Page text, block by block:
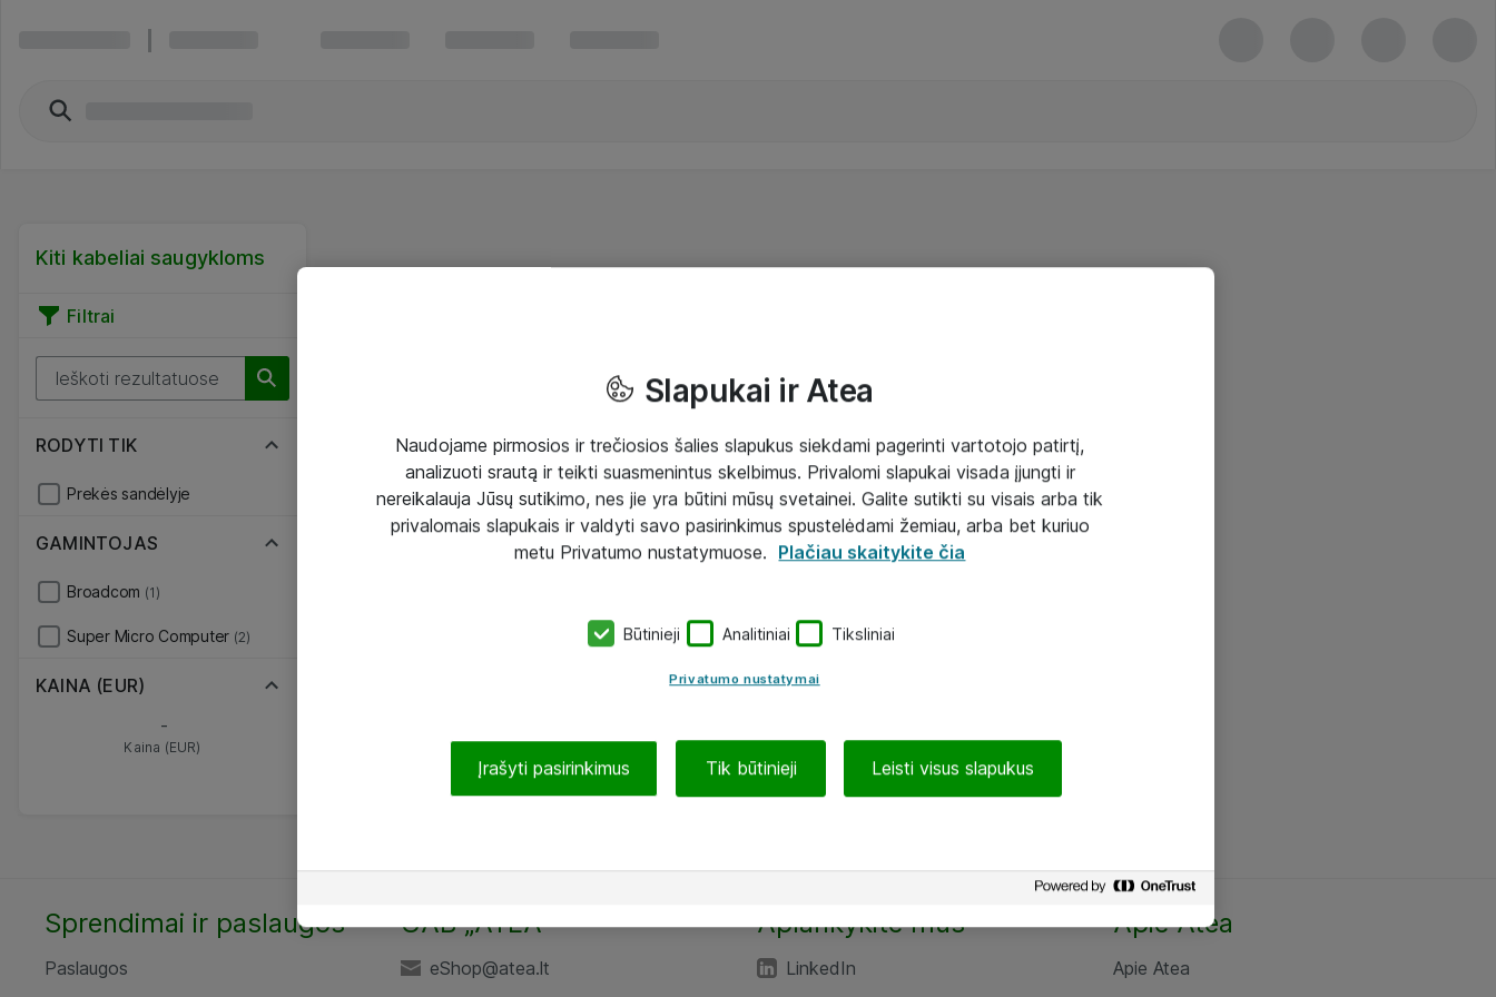
Kiti kabeliai saugykloms
Filtrai
RODYTI TIK
Prekės sandėlyje
GAMINTOJAS
Broadcom (1)
Super Micro Computer (2)
KAINA (EUR)
-
Kaina (EUR)
Sprendimai ir paslaugos
Paslaugos
UAB „ATEA“
eShop@atea.lt
Aplankykite mus
LinkedIn
Apie Atea
Apie Atea
Slapukai ir Atea
Naudojame pirmosios ir trečiosios šalies slapukus siekdami pagerinti vartotojo patirtį,
analizuoti srautą ir teikti suasmenintus skelbimus. Privalomi slapukai visada įjungti ir
nereikalauja Jūsų sutikimo, nes jie yra būtini mūsų svetainei. Galite sutikti su visais arba tik
privalomais slapukais ir valdyti savo pasirinkimus spustelėdami žemiau, arba bet kuriuo
metu Privatumo nustatymuose. Plačiau skaitykite čia
Būtinieji Analitiniai Tiksliniai
Privatumo nustatymai
Įrašyti pasirinkimus Tik būtinieji Leisti visus slapukus